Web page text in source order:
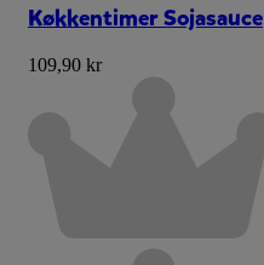
Køkkentimer Sojasauce
109,90 kr